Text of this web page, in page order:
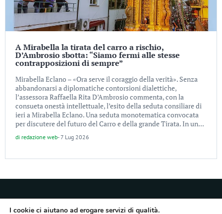
A Mirabella la tirata del carro a rischio,
D’Ambrosio sbotta: “Siamo fermi alle stesse
contrapposizioni di sempre”
Mirabella Eclano – «Ora serve il coraggio della verità». Senza
abbandonarsi a diplomatiche contorsioni dialettiche,
l’assessora Raffaella Rita D’Ambrosio commenta, con la
consueta onestà intellettuale, l’esito della seduta consiliare di
ieri a Mirabella Eclano. Una seduta monotematica convocata
per discutere del futuro del Carro e della grande Tirata. In un...
di redazione web-7 Lug 2026
I cookie ci aiutano ad erogare servizi di qualità.